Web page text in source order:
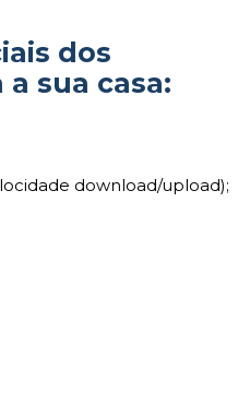
dos
sua casa:
download/upload);